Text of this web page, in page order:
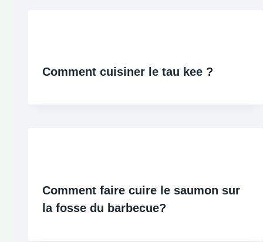
Comment cuisiner le tau kee ?
Comment faire cuire le saumon sur
la fosse du barbecue?